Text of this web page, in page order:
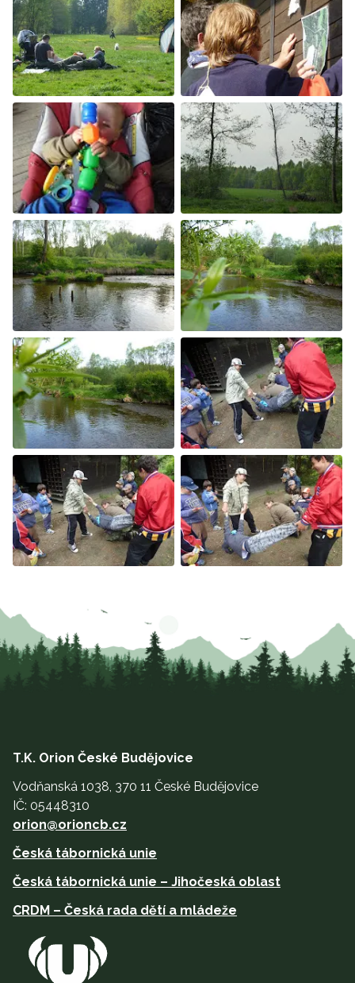
T.K. Orion České Budějovice
Vodňanská 1038, 370 11 České Budějovice
IČ: 05448310
orion@orioncb.cz
Česká tábornická unie
Česká tábornická unie – Jihočeská oblast
CRDM – Česká rada dětí a mládeže